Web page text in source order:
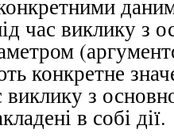
час виклику з
конкретне
з
в собі дії.